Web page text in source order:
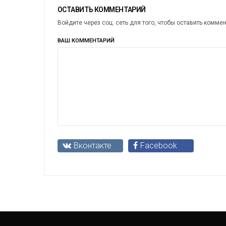
ОСТАВИТЬ КОММЕНТАРИЙ
Войдите через соц. сеть для того, чтобы оставить
ВАШ КОММЕНТАРИЙ
Вконтакте Facebook